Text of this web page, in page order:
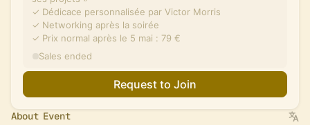
✓ Dédicace personnalisée par Victor Morris
✓ Networking après la soirée
✓ Prix normal après le 5 mai : 79 €
Sales ended
Request to Join
About Event